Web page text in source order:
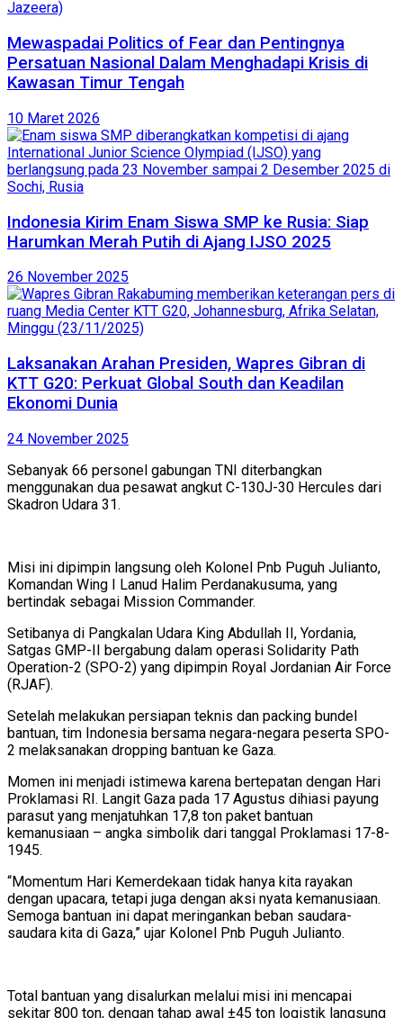
Mewaspadai Politics of Fear dan Pentingnya
Persatuan Nasional Dalam Menghadapi Krisis di
Kawasan Timur Tengah
10 Maret 2026
Indonesia Kirim Enam Siswa SMP ke Rusia: Siap
Harumkan Merah Putih di Ajang IJSO 2025
26 November 2025
Laksanakan Arahan Presiden, Wapres Gibran di
KTT G20: Perkuat Global South dan Keadilan
Ekonomi Dunia
24 November 2025
Sebanyak 66 personel gabungan TNI diterbangkan
menggunakan dua pesawat angkut C-130J-30 Hercules dari
Skadron Udara 31.
Misi ini dipimpin langsung oleh Kolonel Pnb Puguh Julianto,
Komandan Wing I Lanud Halim Perdanakusuma, yang
bertindak sebagai Mission Commander.
Setibanya di Pangkalan Udara King Abdullah II, Yordania,
Satgas GMP-II bergabung dalam operasi Solidarity Path
Operation-2 (SPO-2) yang dipimpin Royal Jordanian Air Force
(RJAF).
Setelah melakukan persiapan teknis dan packing bundel
bantuan, tim Indonesia bersama negara-negara peserta SPO-
2 melaksanakan dropping bantuan ke Gaza.
Momen ini menjadi istimewa karena bertepatan dengan Hari
Proklamasi RI. Langit Gaza pada 17 Agustus dihiasi payung
parasut yang menjatuhkan 17,8 ton paket bantuan
kemanusiaan – angka simbolik dari tanggal Proklamasi 17-8-
1945.
“Momentum Hari Kemerdekaan tidak hanya kita rayakan
dengan upacara, tetapi juga dengan aksi nyata kemanusiaan.
Semoga bantuan ini dapat meringankan beban saudara-
saudara kita di Gaza,” ujar Kolonel Pnb Puguh Julianto.
Total bantuan yang disalurkan melalui misi ini mencapai
sekitar 800 ton, dengan tahap awal ±45 ton logistik langsung